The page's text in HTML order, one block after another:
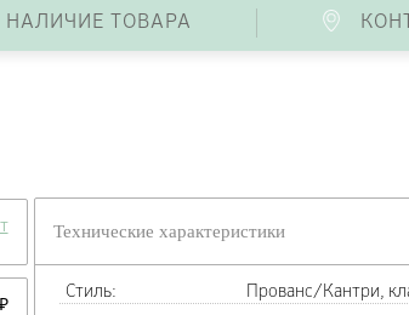
НАЛИЧИЕ ТОВАРА
Технические характеристики
Стиль:
Прованс/Кантри,